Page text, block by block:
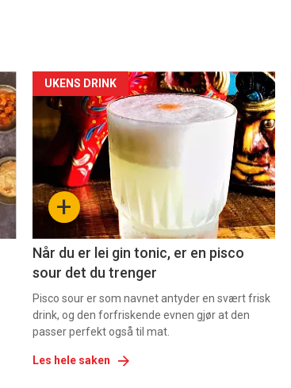
Forsiden
akkurat
nå
-
+
UKENS DRINK
Når du er lei gin tonic, er en pisco
sour det du trenger
Pisco sour er som navnet antyder en svært frisk
drink, og den forfriskende evnen gjør at den
passer perfekt også til mat.
Les hele saken